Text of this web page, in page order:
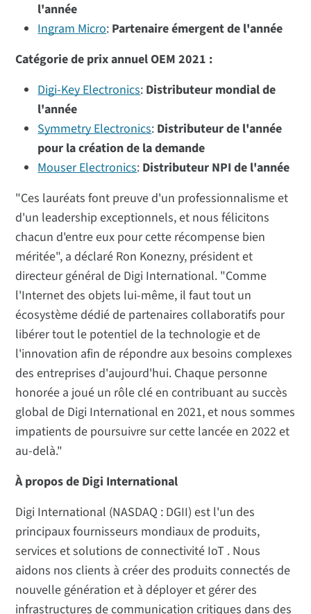
l'année
Ingram Micro: Partenaire émergent de l'année
Catégorie de prix annuel OEM 2021 :
Digi-Key Electronics: Distributeur mondial de
l'année
Symmetry Electronics: Distributeur de l'année
pour la création de la demande
Mouser Electronics: Distributeur NPI de l'année
"Ces lauréats font preuve d'un professionnalisme et
d'un leadership exceptionnels, et nous félicitons
chacun d'entre eux pour cette récompense bien
méritée", a déclaré Ron Konezny, président et
directeur général de Digi International. "Comme
l'Internet des objets lui-même, il faut tout un
écosystème dédié de partenaires collaboratifs pour
libérer tout le potentiel de la technologie et de
l'innovation afin de répondre aux besoins complexes
des entreprises d'aujourd'hui. Chaque personne
honorée a joué un rôle clé en contribuant au succès
global de Digi International en 2021, et nous sommes
impatients de poursuivre sur cette lancée en 2022 et
au-delà."
À propos de Digi International
Digi International (NASDAQ : DGII) est l'un des
principaux fournisseurs mondiaux de produits,
services et solutions de connectivité IoT . Nous
aidons nos clients à créer des produits connectés de
nouvelle génération et à déployer et gérer des
infrastructures de communication critiques dans des